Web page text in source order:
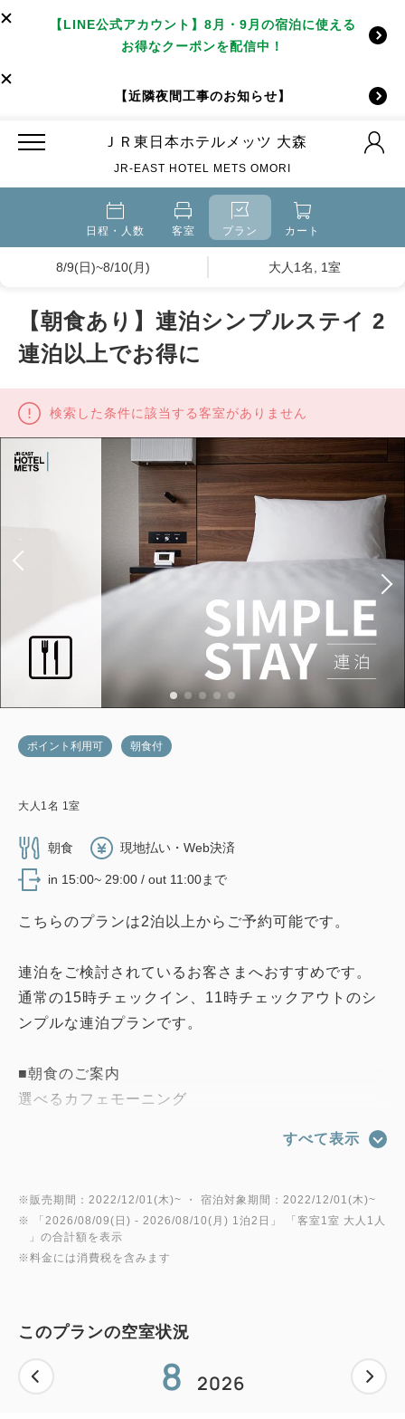
【LINE公式アカウント】8月・9月の宿泊に使える
お得なクーポンを配信中！
【近隣夜間工事のお知らせ】
ＪＲ東日本ホテルメッツ 大森
JR-EAST HOTEL METS OMORI
日程・人数 客室 プラン カート
8/9(日)~8/10(月) 大人1名, 1室
【朝食あり】連泊シンプルステイ 2
連泊以上でお得に
検索した条件に該当する客室がありません
ポイント利用可 朝食付
大人 1 名 1 室
朝食 現地払い・Web決済
in 15:00~ 29:00 / out 11:00まで
こちらのプランは2泊以上からご予約可能です。
連泊をご検討されているお客さまへおすすめです。
通常の15時チェックイン、11時チェックアウトのシ
ンプルな連泊プランです。
■朝食のご案内
選べるカフェモーニング
その日の気分によりお好きな店舗をお選びいただけま
す。
※フード・ドリンクなどを組み合わせて、朝食券に記
となります。
ご返金は出来かねますので予めご了承ください。
すべて表示
※販売期間：2022/12/01(木)~ ・ 宿泊対象期間：2022/12/01(木)~
※ 「 2026/08/09(日) - 2026/08/10(月) 1泊2日 」 「客室1室 大人1人
」の合計額を表示
※料金には消費税を含みます
このプランの空室状況
8 2026